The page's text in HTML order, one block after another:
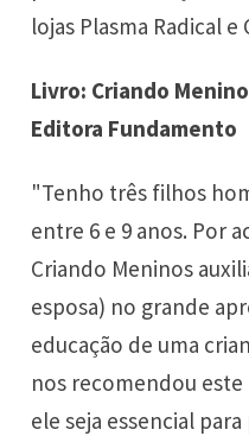
lojas Plasma Radical e
Livro: Criando
Editora Fundamento
"Tenho três filhos
entre 6 e 9 anos. Por
Criando Meninos
esposa) no grande
educação de uma
nos recomendou
ele seja essencial